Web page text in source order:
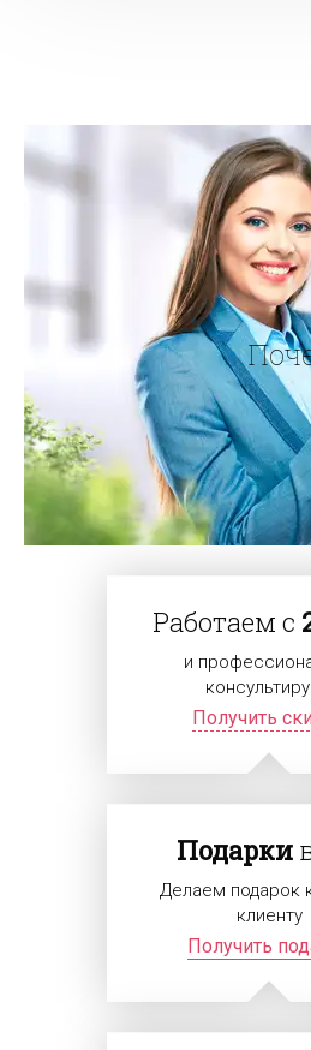
Работаем с
и
Получить
Подарки
Делаем подарок
клиенту
Получить